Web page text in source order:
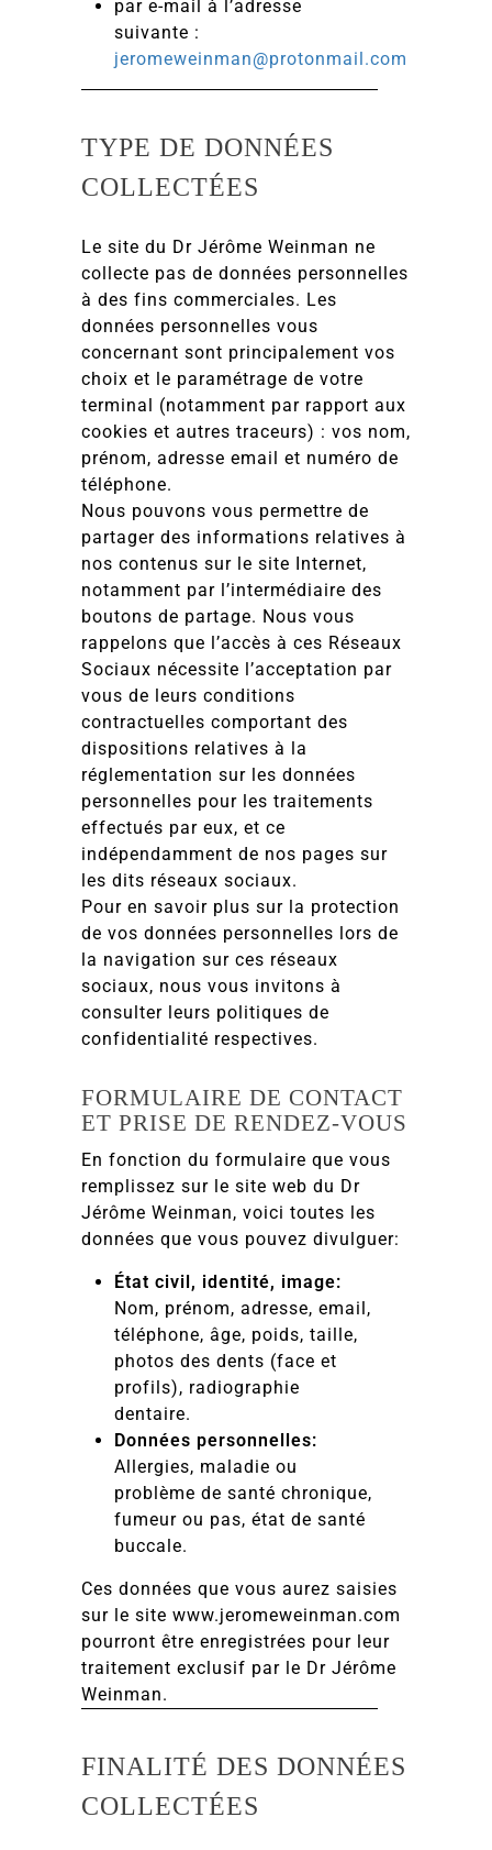
par e-mail à l’adresse
suivante :
jeromeweinman@protonmail.com
TYPE DE DONNÉES
COLLECTÉES
Le site du Dr Jérôme Weinman ne
collecte pas de données personnelles
à des fins commerciales. Les
données personnelles vous
concernant sont principalement vos
choix et le paramétrage de votre
terminal (notamment par rapport aux
cookies et autres traceurs) : vos nom,
prénom, adresse email et numéro de
téléphone.
Nous pouvons vous permettre de
partager des informations relatives à
nos contenus sur le site Internet,
notamment par l’intermédiaire des
boutons de partage. Nous vous
rappelons que l’accès à ces Réseaux
Sociaux nécessite l’acceptation par
vous de leurs conditions
contractuelles comportant des
dispositions relatives à la
réglementation sur les données
personnelles pour les traitements
effectués par eux, et ce
indépendamment de nos pages sur
les dits réseaux sociaux.
Pour en savoir plus sur la protection
de vos données personnelles lors de
la navigation sur ces réseaux
sociaux, nous vous invitons à
consulter leurs politiques de
confidentialité respectives.
FORMULAIRE DE CONTACT
ET PRISE DE RENDEZ-VOUS
En fonction du formulaire que vous
remplissez sur le site web du Dr
Jérôme Weinman, voici toutes les
données que vous pouvez divulguer:
État civil, identité, image:
Nom, prénom, adresse, email,
téléphone, âge, poids, taille,
photos des dents (face et
profils), radiographie
dentaire.
Données personnelles:
Allergies, maladie ou
problème de santé chronique,
fumeur ou pas, état de santé
buccale.
Ces données que vous aurez saisies
sur le site www.jeromeweinman.com
pourront être enregistrées pour leur
traitement exclusif par le Dr Jérôme
Weinman.
FINALITÉ DES DONNÉES
COLLECTÉES